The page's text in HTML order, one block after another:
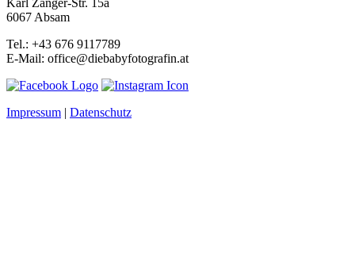
6067 Absam
Tel.: +43 676 9117789
E-Mail: office@diebabyfotografin.at
Impressum | Datenschutz